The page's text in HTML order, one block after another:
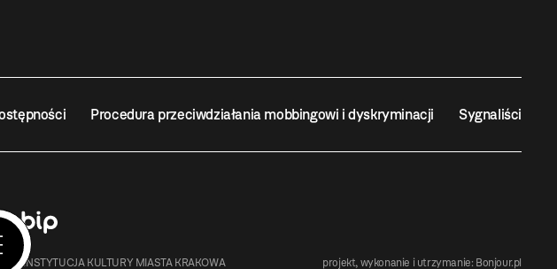
Procedura przeciwdziałania mobbingowi i dyskryminacji Sygnaliści
– INSTYTUCJA KULTURY MIASTA KRAKOWA projekt, wykonanie i utrzymanie: Bonjour.pl